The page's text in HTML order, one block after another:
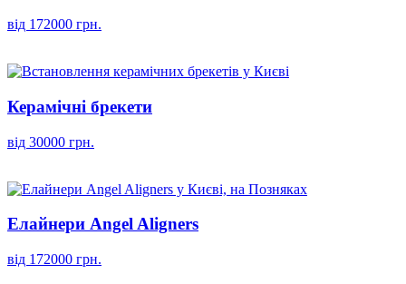
від 172000 грн.
Керамічні брекети
від 30000 грн.
Елайнери Angel Aligners
від 172000 грн.